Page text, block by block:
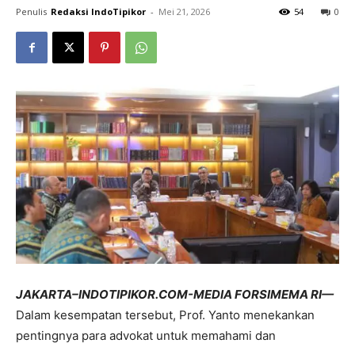
Penulis Redaksi IndoTipikor - Mei 21, 2026 0
54
JAKARTA–INDOTIPIKOR.COM-MEDIA FORSIMEMA RI—
Dalam kesempatan tersebut, Prof. Yanto menekankan
pentingnya para advokat untuk memahami dan